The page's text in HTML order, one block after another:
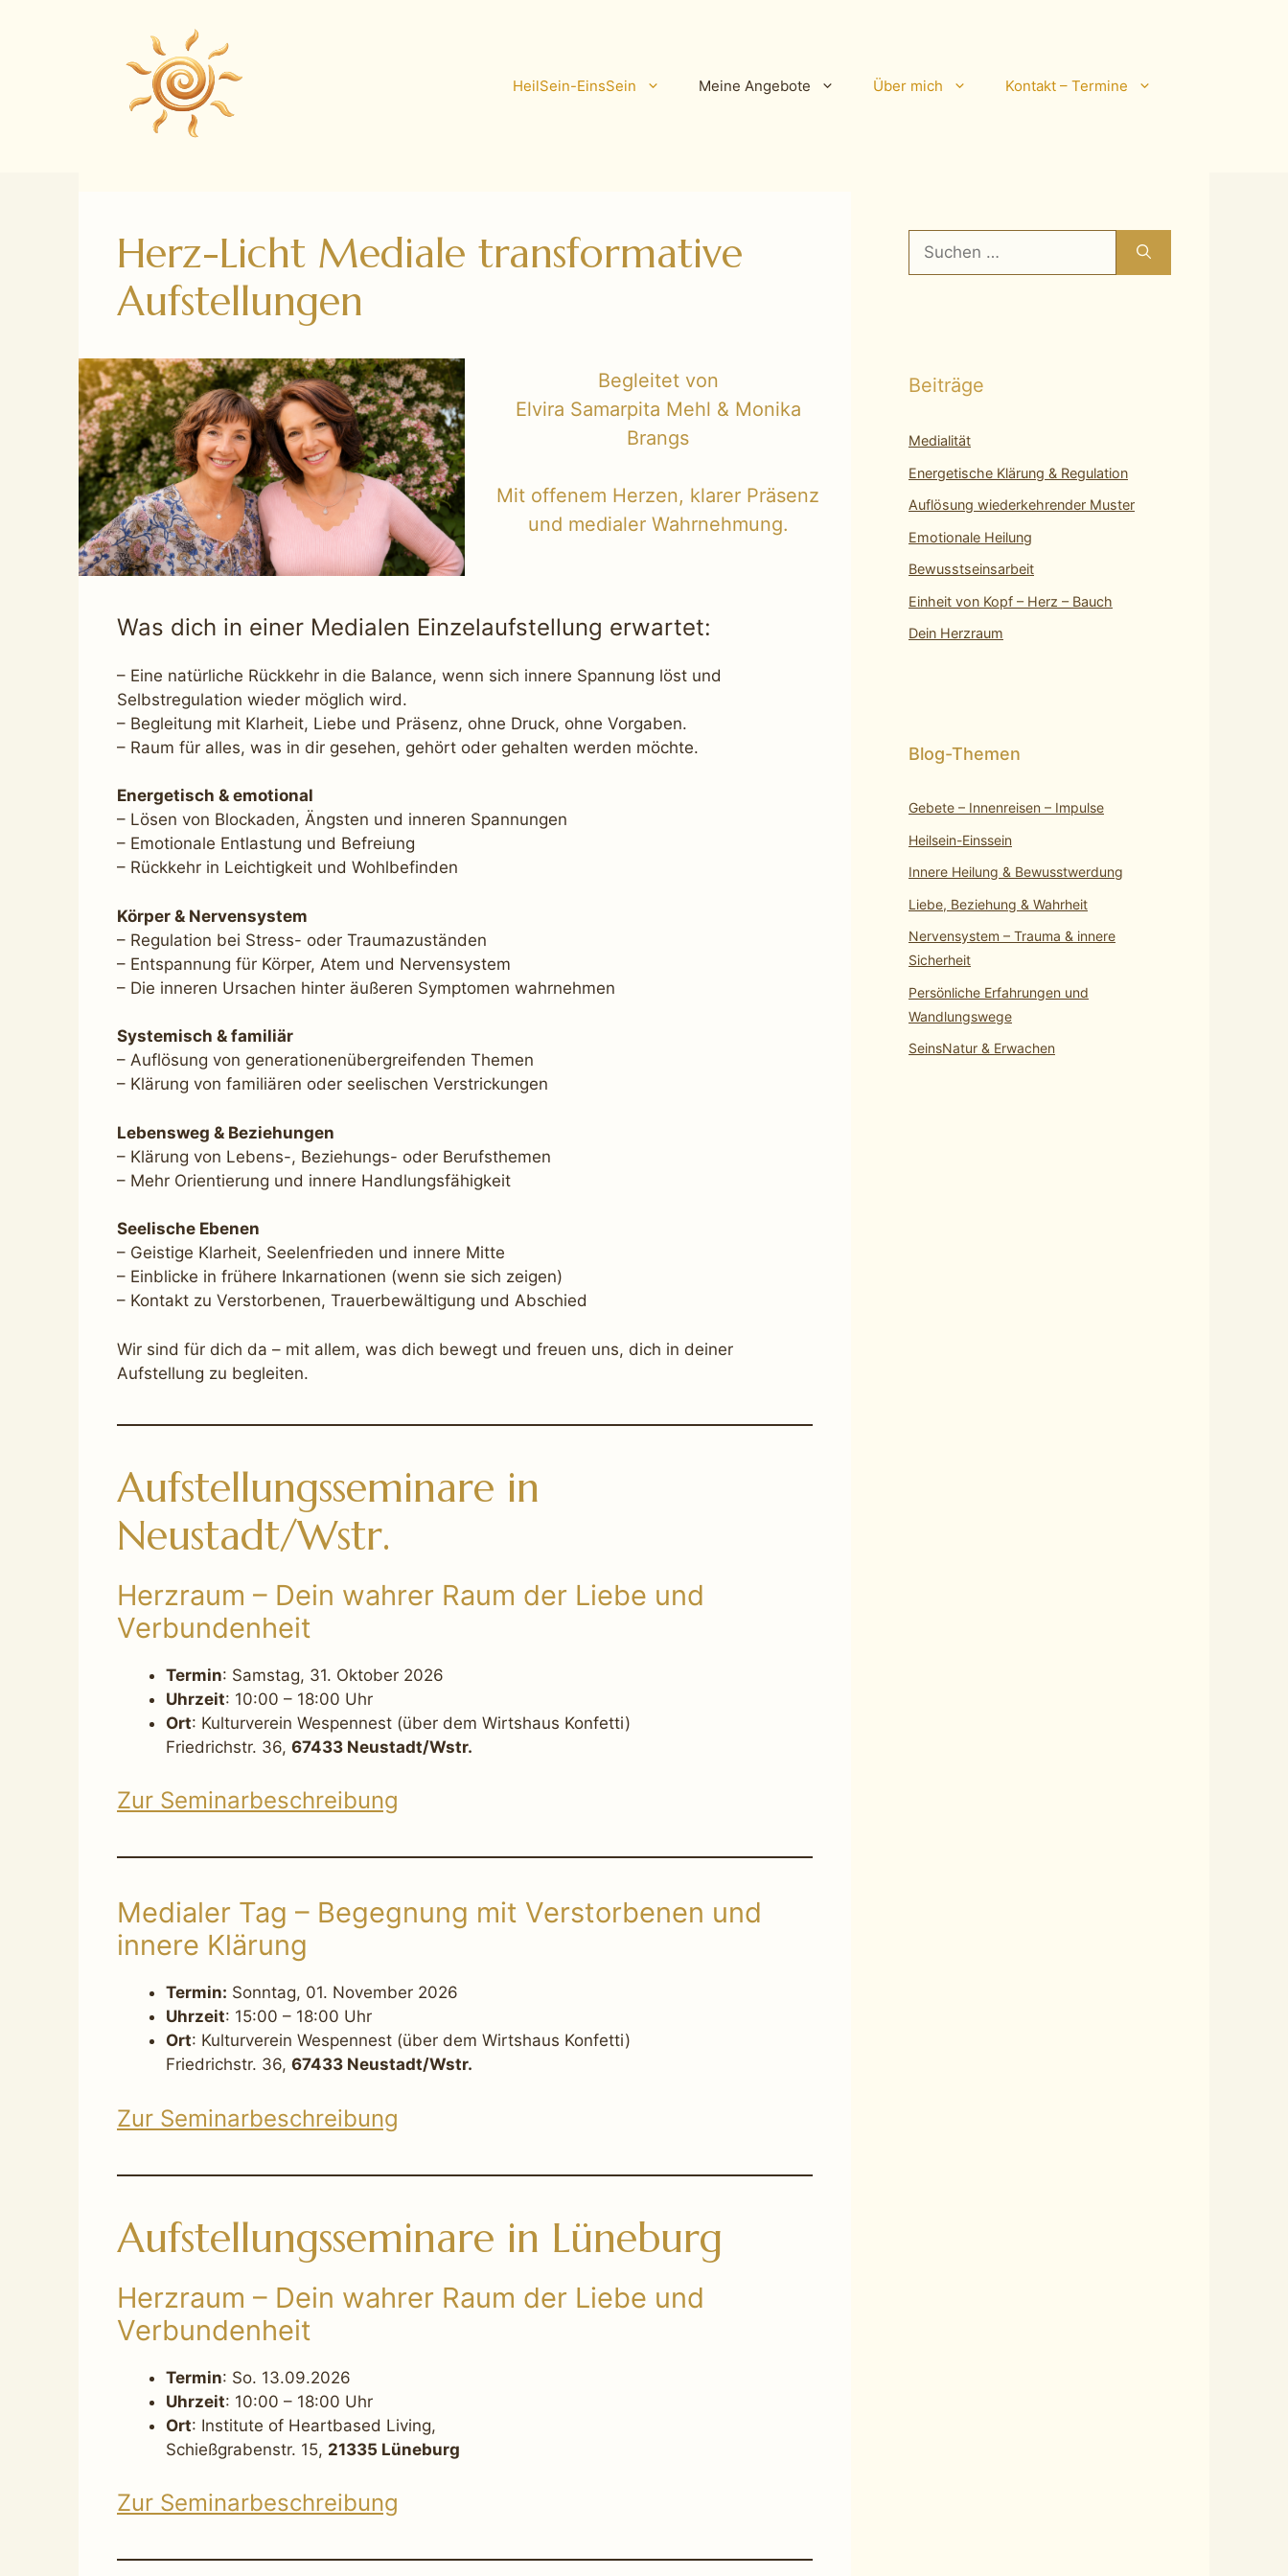
HeilSein-EinsSein Meine Angebote Über mich Kontakt – Termine
Herz-Licht Mediale transformative
Aufstellungen
Begleitet von
Elvira Samarpita Mehl & Monika
Brangs
Mit offenem Herzen, klarer Präsenz
und medialer Wahrnehmung.
Was dich in einer Medialen Einzelaufstellung erwartet:
– Eine natürliche Rückkehr in die Balance, wenn sich innere Spannung löst und
Selbstregulation wieder möglich wird.
– Begleitung mit Klarheit, Liebe und Präsenz, ohne Druck, ohne Vorgaben.
– Raum für alles, was in dir gesehen, gehört oder gehalten werden möchte.
Energetisch & emotional
– Lösen von Blockaden, Ängsten und inneren Spannungen
– Emotionale Entlastung und Befreiung
– Rückkehr in Leichtigkeit und Wohlbefinden
Körper & Nervensystem
– Regulation bei Stress- oder Traumazuständen
– Entspannung für Körper, Atem und Nervensystem
– Die inneren Ursachen hinter äußeren Symptomen wahrnehmen
Systemisch & familiär
– Auflösung von generationenübergreifenden Themen
– Klärung von familiären oder seelischen Verstrickungen
Lebensweg & Beziehungen
– Klärung von Lebens-, Beziehungs- oder Berufsthemen
– Mehr Orientierung und innere Handlungsfähigkeit
Seelische Ebenen
– Geistige Klarheit, Seelenfrieden und innere Mitte
– Einblicke in frühere Inkarnationen (wenn sie sich zeigen)
– Kontakt zu Verstorbenen, Trauerbewältigung und Abschied
Wir sind für dich da – mit allem, was dich bewegt und freuen uns, dich in deiner
Aufstellung zu begleiten.
Aufstellungsseminare in
Neustadt/Wstr.
Herzraum – Dein wahrer Raum der Liebe und
Verbundenheit
Termin: Samstag, 31. Oktober 2026
Uhrzeit: 10:00 – 18:00 Uhr
Ort: Kulturverein Wespennest (über dem Wirtshaus Konfetti)
Friedrichstr. 36, 67433 Neustadt/Wstr.
Zur Seminarbeschreibung
Medialer Tag – Begegnung mit Verstorbenen und
innere Klärung
Termin: Sonntag, 01. November 2026
Uhrzeit: 15:00 – 18:00 Uhr
Ort: Kulturverein Wespennest (über dem Wirtshaus Konfetti)
Friedrichstr. 36, 67433 Neustadt/Wstr.
Zur Seminarbeschreibung
Aufstellungsseminare in Lüneburg
Herzraum – Dein wahrer Raum der Liebe und
Verbundenheit
Termin: So. 13.09.2026
Uhrzeit: 10:00 – 18:00 Uhr
Ort: Institute of Heartbased Living,
Schießgrabenstr. 15, 21335 Lüneburg
Zur Seminarbeschreibung
Suchen
nach:
Beiträge
Medialität
Energetische Klärung & Regulation
Auflösung wiederkehrender Muster
Emotionale Heilung
Bewusstseinsarbeit
Einheit von Kopf – Herz – Bauch
Dein Herzraum
Gebete – Innenreisen – Impulse
Heilsein-Einssein
Innere Heilung & Bewusstwerdung
Liebe, Beziehung & Wahrheit
Nervensystem – Trauma & innere
Sicherheit
Persönliche Erfahrungen und
Wandlungswege
SeinsNatur & Erwachen